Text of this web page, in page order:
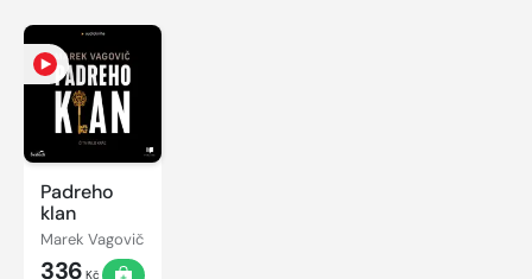
Padreho
klan
Marek Vagovič
336 Kč